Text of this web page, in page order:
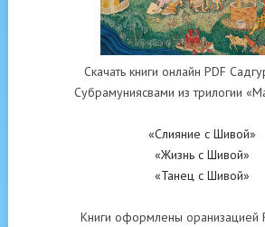
Скачать книги онлайн PDF
Субрамуниясвами из трилогии
«Слияние с Шивой»
«Жизнь с Шивой»
«Танец с Шивой»
Книги оформлены оранизацией